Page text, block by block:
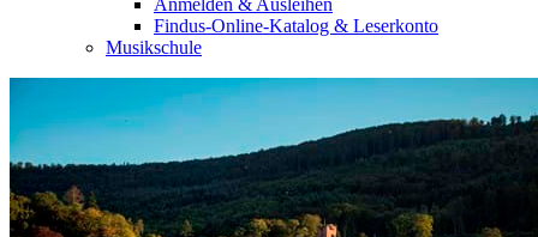
Anmelden & Ausleihen
Findus-Online-Katalog & Leserkonto
Musikschule